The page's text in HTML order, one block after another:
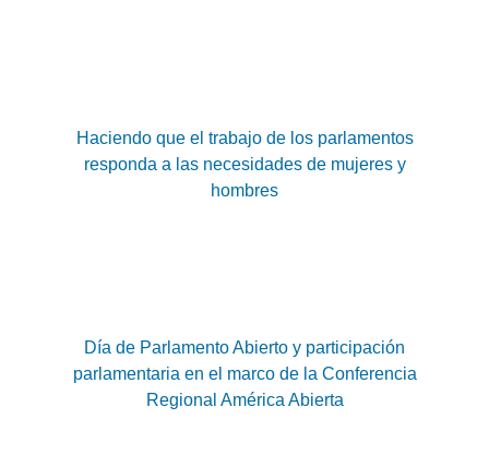
Haciendo que el trabajo de los parlamentos
responda a las necesidades de mujeres y
hombres
Día de Parlamento Abierto y participación
parlamentaria en el marco de la Conferencia
Regional América Abierta